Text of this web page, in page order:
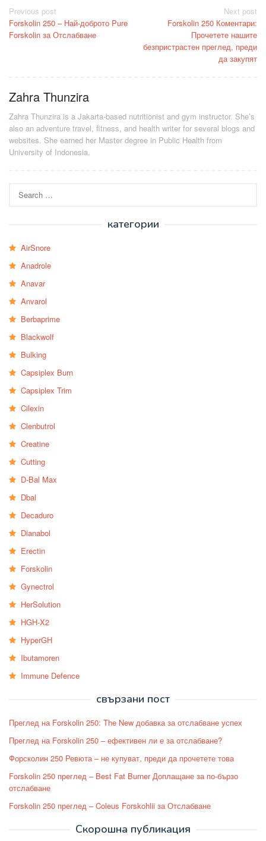
Post
navigation
Previous post
Forskolin 250 – Най-доброто Pure
Forskolin за Отслабване
Next post
Forskolin 250 Коментари:
Прочетете нашите
безпристрастен преглед, преди
да закупят
Zahra Thunzira
Zahra Thunzira is a Jakarta-based nutritionist and gym instructor. She’s
also an adventure travel, fitness, and health writer for several blogs and
websites. She earned her Master degree in Public Health from
University of Indonesia.
for:
категории
AirSnore
Anadrole
Anavar
Anvarol
Berbaprime
Blackwolf
Bulking
Capsiplex Burn
Capsiplex Trim
Cilexin
Clenbutrol
Creatine
Cutting
D-Bal Max
Dbal
Decaduro
Dianabol
Erectin
Forskolin
Gynectrol
HerSolution
HGH-X2
HyperGH
Ibutamoren
Immune Defence
свързани пост
Преглед на Forskolin 250: The New добавка за отслабване успех
Преглед на Forskolin 250 – ефективен ли е за отслабване?
Форсколин 250 Ревюта – не купуват, преди да прочетете това
Forskolin 250 преглед – Best Fat Burner Доплащане за по-бързо
отслабване
Forskolin 250 преглед – Coleus Forskohlii за Отслабване
Скорошна публикация